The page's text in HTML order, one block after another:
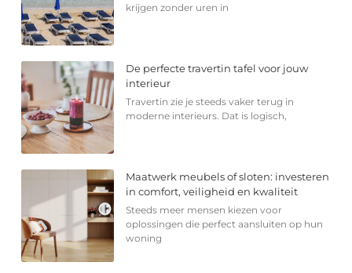
krijgen zonder uren in
De perfecte travertin tafel voor jouw
interieur
Travertin zie je steeds vaker terug in
moderne interieurs. Dat is logisch,
Maatwerk meubels of sloten: investeren
in comfort, veiligheid en kwaliteit
Steeds meer mensen kiezen voor
oplossingen die perfect aansluiten op hun
woning